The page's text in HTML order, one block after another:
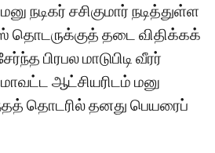
நடிகர் சசிகுமார் நடித்துள்ள
தொடருக்குத் தடை விதிக்கக்
பிரபல மாடுபிடி வீரர்
ஆட்சியரிடம் மனு
தொடரில் தனது பெயரைப்